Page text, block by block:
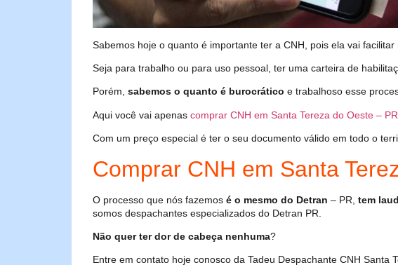
Sabemos hoje o quanto é importante ter a CNH, pois ela vai facilitar
Seja para trabalho ou para uso pessoal, ter uma carteira de
Porém, sabemos o quanto é burocrático e trabalhoso esse
Aqui você vai apenas comprar CNH em Santa Tereza do Oeste – PR
Com um preço especial é ter o seu documento válido em todo o
Comprar CNH em Santa
O processo que nós fazemos é o mesmo do Detran – PR, tem
somos despachantes especializados do Detran PR.
Não quer ter dor de cabeça nenhuma?
Entre em contato hoje conosco da Tadeu Despachante CNH